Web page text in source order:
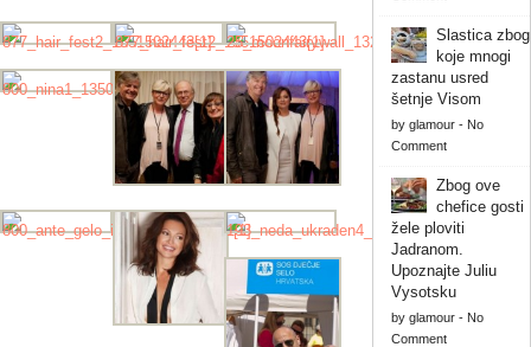
Slastica zbog
koje mnogi
zastanu usred
šetnje Visom
by glamour- No
Comment
Zbog ove
chefice gosti
žele ploviti
Jadranom.
Upoznajte Juliu
Vysotsku
by glamour- No
Comment